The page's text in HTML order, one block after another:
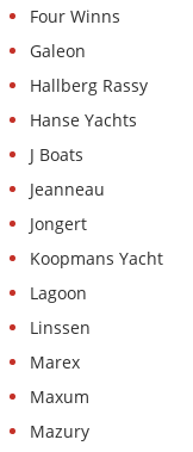
Four Winns
Galeon
Hallberg Rassy
Hanse Yachts
J Boats
Jeanneau
Jongert
Koopmans Yacht
Lagoon
Linssen
Marex
Maxum
Mazury